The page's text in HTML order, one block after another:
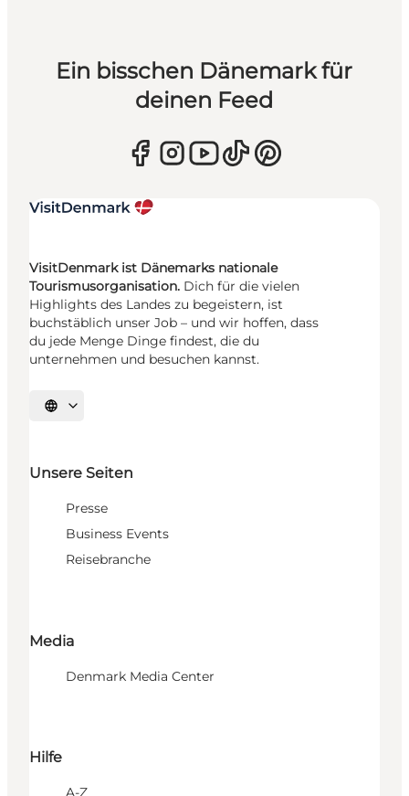
Ein bisschen Dänemark für
deinen Feed
VisitDenmark ist Dänemarks nationale
Tourismusorganisation. Dich für die vielen
Highlights des Landes zu begeistern, ist
buchstäblich unser Job – und wir hoffen, dass
du jede Menge Dinge findest, die du
unternehmen und besuchen kannst.
Sprache auswählen
Unsere Seiten
Presse
Business Events
Reisebranche
Media
Denmark Media Center
Hilfe
A-Z